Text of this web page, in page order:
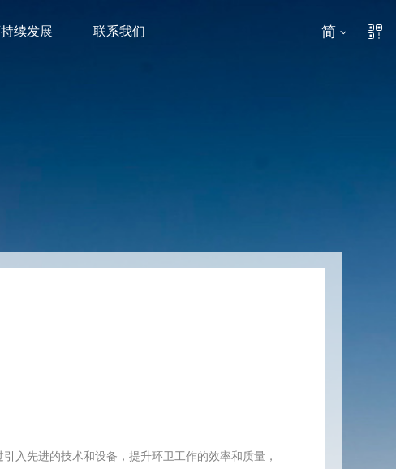
续发展 联系我们 简
入先进的技术和设备，提升环卫工作的效率和质量，